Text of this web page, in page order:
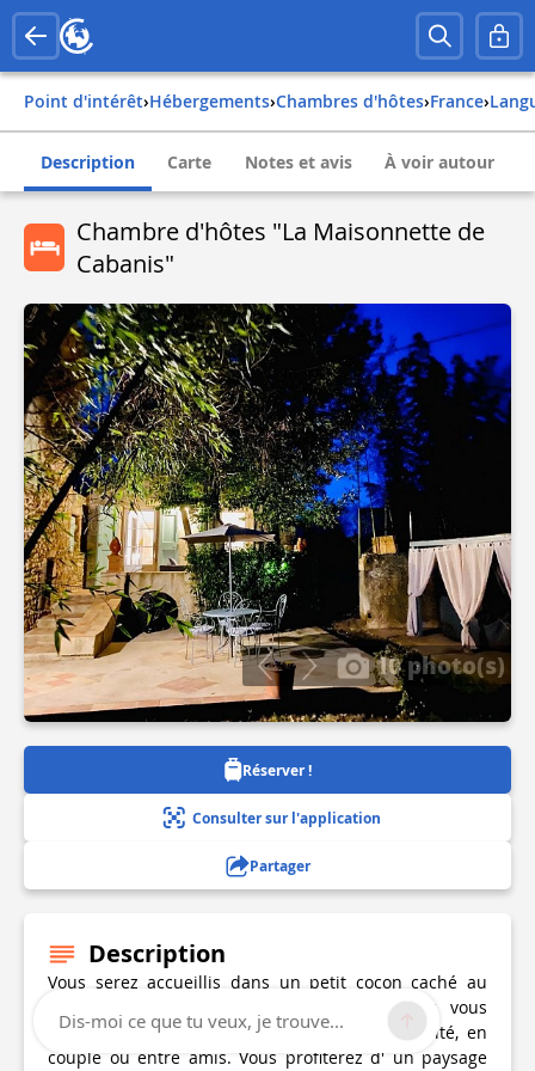
Point d'intérêt› Hébergements› Chambres d'hôtes› france›
Description Carte Notes et avis À voir autour
Chambre d'hôtes "La Maisonnette de
Cabanis"
10 photo(s)
Réserver !
Consulter sur l'application
Partager
Description
Vous serez accueillis dans un petit cocon caché au
milieu d'une bambouseraie miniature, pour vous
reposer et passer un moment en toute intimité, en
couple ou entre amis. Vous profiterez d' un paysage
Dis-moi ce que tu veux, je trouve...